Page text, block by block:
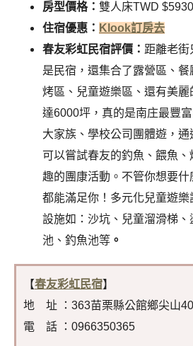
房型價格： 雙人床TWD
住宿優惠： Klook訂房去
春友彩虹民宿評價： 距離老街
是民宿，還集合了露營區、
烤區、兒童遊樂區、還有美
達6000坪，真的是南庄最豐
大家族、學校公司團體遊，
可以嘗試春友的釣魚、餵魚
趣的團康活動。不管你想要
都能滿足你！ 多元化兒童遊
設施如：沙坑、兒童溜滑梯
池、釣魚池等 。
【春友彩虹民宿】
地 址 ：363苗栗縣公館鄉尖山
電 話 ：0966350365